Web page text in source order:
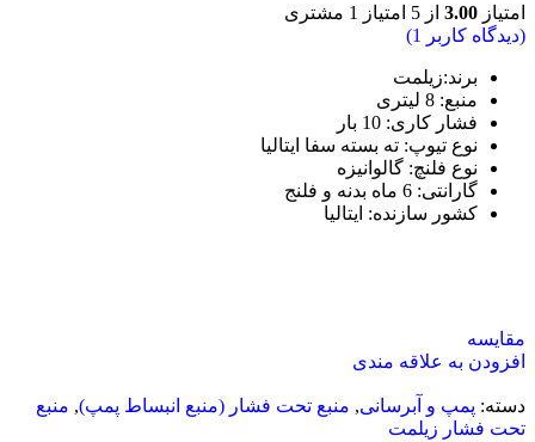
امتیاز 3.00 از 5 امتیاز 1 مشتری
(دیدگاه کاربر
1
)
برند:زیلمت
منبع: 8 لیتری
فشار کاری: 10 بار
نوع تیوپ: ته بسته سفا ایتالیا
نوع فلنچ: گالوانیزه
گارانتی: 6 ماه بدنه و فلنج
کشور سازنده: ایتالیا
مقایسه
افزودن به علاقه مندی
دسته: پمپ و آبرسانی, منبع تحت فشار (منبع انبساط پمپ), منبع
تحت فشار زیلمت